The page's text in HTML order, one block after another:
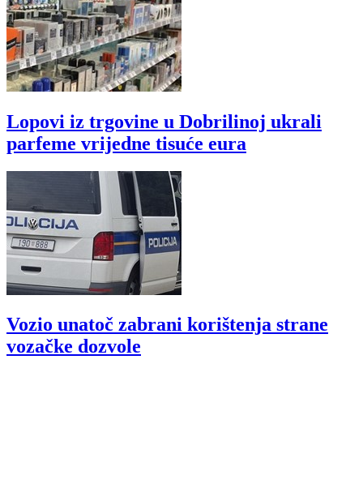
Lopovi iz trgovine u Dobrilinoj ukrali
parfeme vrijedne tisuće eura
Vozio unatoč zabrani korištenja strane
vozačke dozvole